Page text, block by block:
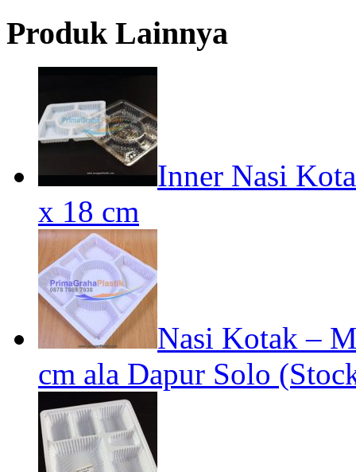
Produk Lainnya
Inner Nasi
x 18 cm
Nasi Kotak –
cm ala Dapur Solo